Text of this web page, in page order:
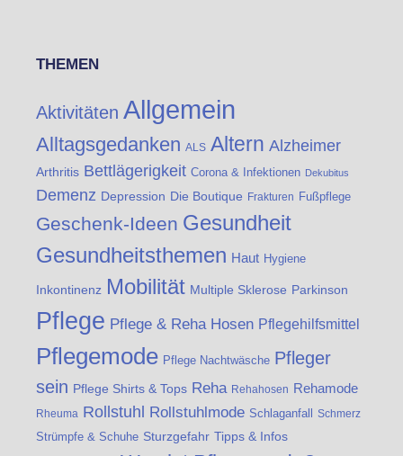
THEMEN
Aktivitäten Allgemein
Alltagsgedanken ALS Altern Alzheimer
Arthritis Bettlägerigkeit Corona & Infektionen Dekubitus
Demenz Depression Die Boutique Frakturen Fußpflege
Geschenk-Ideen Gesundheit
Gesundheitsthemen Haut Hygiene
Inkontinenz Mobilität Multiple Sklerose Parkinson
Pflege Pflege & Reha Hosen Pflegehilfsmittel
Pflegemode Pflege Nachtwäsche Pfleger
sein Pflege Shirts & Tops Reha Rehahosen Rehamode
Rheuma Rollstuhl Rollstuhlmode Schlaganfall
Schmerz
Strümpfe & Schuhe Sturzgefahr Tipps & Infos